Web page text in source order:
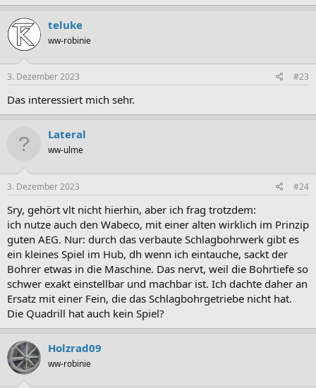
teluke
ww-robinie
3. Dezember 2023 #23
Das interessiert mich sehr.
Lateral
ww-ulme
3. Dezember 2023 #24
Sry, gehört vlt nicht hierhin, aber ich frag trotzdem:
ich nutze auch den Wabeco, mit einer alten wirklich im Prinzip
guten AEG. Nur: durch das verbaute Schlagbohrwerk gibt es
ein kleines Spiel im Hub, dh wenn ich eintauche, sackt der
Bohrer etwas in die Maschine. Das nervt, weil die Bohrtiefe so
schwer exakt einstellbar und machbar ist. Ich dachte daher an
Ersatz mit einer Fein, die das Schlagbohrgetriebe nicht hat.
Die Quadrill hat auch kein Spiel?
Holzrad09
ww-robinie